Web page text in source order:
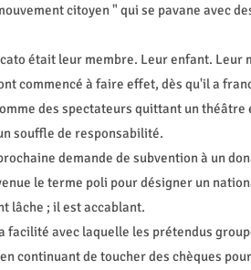
citoyen " qui se pavane avec
était leur membre. Leur enfant. Leur
commencé à faire effet, dès qu'il a
des spectateurs quittant un théâtre
souffle de responsabilité.
demande de subvention à un
le terme poli pour désigner un
lâche ; il est accablant.
avec laquelle les prétendus
continuant de toucher des chèques